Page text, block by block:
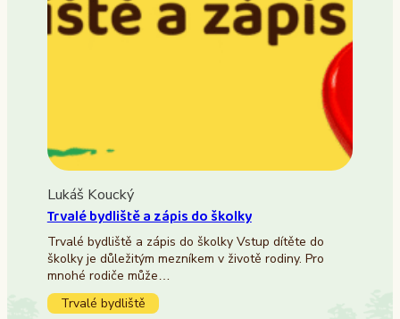
Lukáš Koucký
Trvalé bydliště a zápis do školky
Trvalé bydliště a zápis do školky Vstup dítěte do
školky je důležitým mezníkem v životě rodiny. Pro
mnohé rodiče může…
Trvalé bydliště